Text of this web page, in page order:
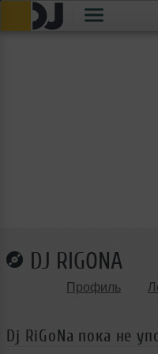
DJ RIGONA
Профиль
Dj RiGoNa пока не